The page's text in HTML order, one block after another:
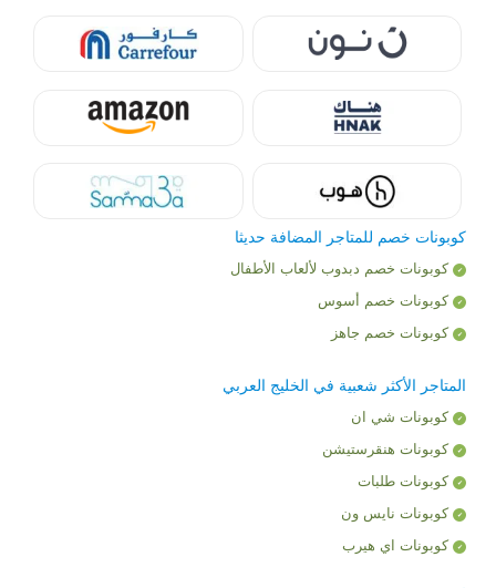
كوبونات خصم للمتاجر المضافة حديثا
كوبونات خصم دبدوب لألعاب الأطفال
كوبونات خصم أسوس
كوبونات خصم جاهز
المتاجر الأكثر شعبية في الخليج العربي
كوبونات شي ان
كوبونات هنقرستيشن
كوبونات طلبات
كوبونات نايس ون
كوبونات اي هيرب